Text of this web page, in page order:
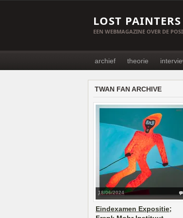
LOST PAINTERS
EEN WEBMAGAZINE OVER DE
archief theorie
TWAN FAN ARCHIVE
18/06/2024
Eindexamen Expositie;